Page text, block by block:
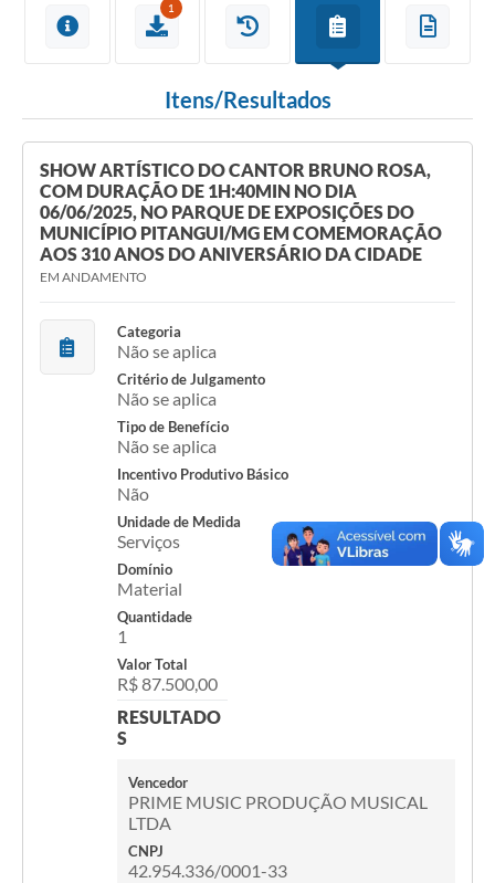
Política de Privacidade
Transparência
A Nossa Cidade
Audiências Públicas
Arquivos para Download
Carta de Serviços
Galeria de Vídeos
Contas Públicas
1
Itens/Resultados
SHOW ARTÍSTICO DO CANTOR BRUNO ROSA,
COM DURAÇÃO DE 1H:40MIN NO DIA
06/06/2025, NO PARQUE DE EXPOSIÇÕES DO
MUNICÍPIO PITANGUI/MG EM COMEMORAÇÃO
AOS 310 ANOS DO ANIVERSÁRIO DA CIDADE
EM ANDAMENTO
Categoria
Não se aplica
Critério de Julgamento
Não se aplica
Tipo de Benefício
Não se aplica
Incentivo Produtivo Básico
Não
Unidade de Medida
Serviços
Domínio
Material
Quantidade
1
Valor Total
R$ 87.500,00
RESULTADO
S
Vencedor
PRIME MUSIC PRODUÇÃO MUSICAL
LTDA
CNPJ
42.954.336/0001-33